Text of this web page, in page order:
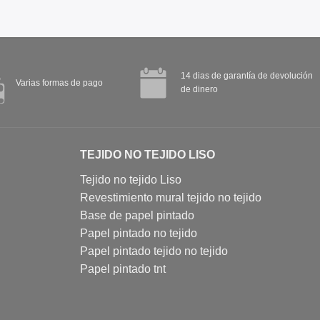
Varias formas de pago
14 dias de garantía de devolución
de dinero
TEJIDO NO TEJIDO LISO
Tejido no tejido Liso
Revestimiento mural tejido no tejido
Base de papel pintado
Papel pintado no tejido
Papel pintado tejido no tejido
Papel pintado tnt